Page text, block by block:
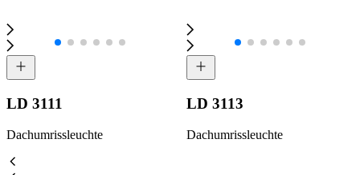
LD 3111
Dachumrissleuchte
LD 3113
Dachumrissleuchte